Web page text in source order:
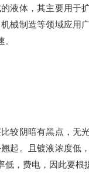
液体，其主要用于
械制造等领域应用
较阴暗有黑点，无
起。且镀液浓度低
，费电，因此要根